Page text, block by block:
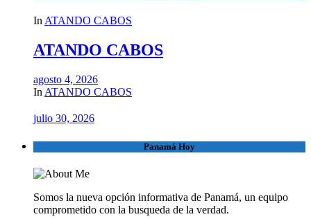
In ATANDO CABOS
ATANDO CABOS
agosto 4, 2026
In ATANDO CABOS
julio 30, 2026
Panamá Hoy
Somos la nueva opción informativa de Panamá, un equipo
comprometido con la busqueda de la verdad.